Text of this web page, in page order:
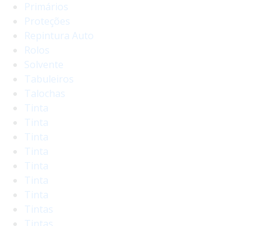
Primários
Proteções
Repintura Auto
Rolos
Solvente
Tabuleiros
Talochas
Tinta
Tinta
Tinta
Tinta
Tinta
Tinta
Tinta
Tintas